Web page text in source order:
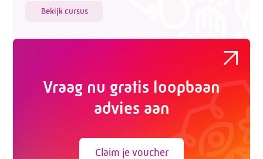
Bekijk cursus
Vraag nu gratis loopbaan
advies aan
Claim je voucher